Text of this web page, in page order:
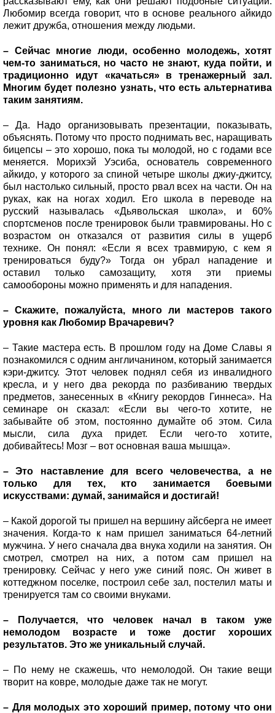
Любомир всегда говорит, что в основе реального айкидо
лежит дружба, отношения между людьми.
– Сейчас многие люди, особенно молодежь, хотят
чем-то заниматься, но часто не знают, куда пойти, и
традиционно идут «качаться» в тренажерный зал.
Многим будет полезно узнать, что есть альтернатива
таким занятиям.
– Да. Надо организовывать презентации, показывать,
объяснять. Потому что просто поднимать вес, наращивать
бицепсы – это хорошо, пока ты молодой, но с годами все
меняется. Морихэй Уэсиба, основатель современного
айкидо, у которого за спиной четыре школы джиу-джитсу,
был настолько сильный, просто рвал всех на части. Он на
руках, как на ногах ходил. Его школа в переводе на
русский называлась «Дьявольская школа», и 60%
спортсменов после тренировок были травмированы. Но с
возрастом он отказался от развития силы в ущерб
технике. Он понял: «Если я всех травмирую, с кем я
тренироваться буду?» Тогда он убрал нападение и
оставил только самозащиту, хотя эти приемы
самообороны можно применять и для нападения.
– Скажите, пожалуйста, много ли мастеров такого
уровня как Любомир Врачаревич?
– Такие мастера есть. В прошлом году на Доме Славы я
познакомился с одним англичанином, который занимается
кэри-джитсу. Этот человек поднял себя из инвалидного
кресла, и у него два рекорда по разбиванию твердых
предметов, занесенных в «Книгу рекордов Гиннеса». На
семинаре он сказал: «Если вы чего-то хотите, не
забывайте об этом, постоянно думайте об этом. Сила
мысли, сила духа придет. Если чего-то хотите,
добивайтесь! Мозг – вот основная ваша мышца».
– Это наставление для всего человечества, а не
только для тех, кто занимается боевыми
искусствами: думай, занимайся и достигай!
– Какой дорогой ты пришел на вершину айсберга не имеет
значения. Когда-то к нам пришел заниматься 64-летний
мужчина. У него сначала два внука ходили на занятия. Он
смотрел, смотрел на них, а потом сам пришел на
тренировку. Сейчас у него уже синий пояс. Он живет в
коттеджном поселке, построил себе зал, постелил маты и
тренируется там со своими внуками.
– Получается, что человек начал в таком уже
немолодом возрасте и тоже достиг хороших
результатов. Это же уникальный случай.
– По нему не скажешь, что немолодой. Он такие вещи
творит на ковре, молодые даже так не могут.
– Для молодых это хороший пример, потому что они